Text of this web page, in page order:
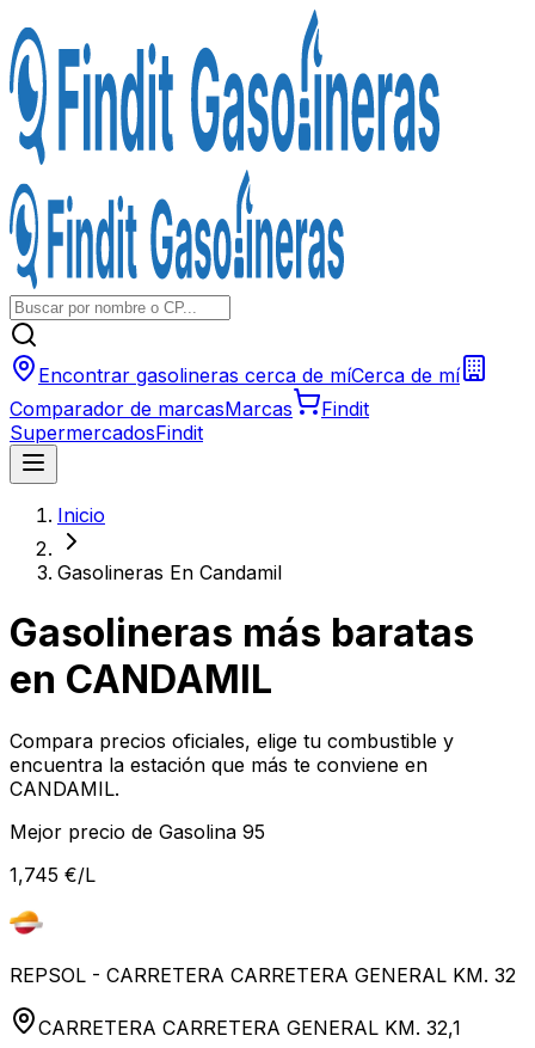
Encontrar gasolineras cerca de míCerca de mí
Comparador de marcasMarcas
Findit
SupermercadosFindit
Inicio
Gasolineras En Candamil
Gasolineras más baratas
en CANDAMIL
Compara precios oficiales, elige tu combustible y
encuentra la estación que más te conviene en
CANDAMIL.
Mejor precio de Gasolina 95
1,745 €/L
REPSOL - CARRETERA CARRETERA GENERAL KM. 32
CARRETERA CARRETERA GENERAL KM. 32,1